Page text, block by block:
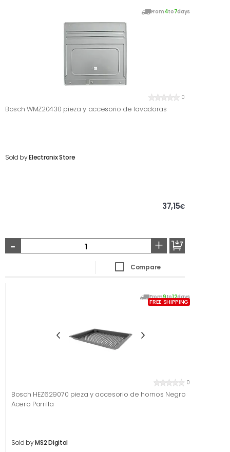
From4to7days
0
Bosch WMZ20430 pieza y accesorio de lavadoras
Sold byElectronix Store
37,15€
- +
Compare
From9to12days
FREE SHIPPING
0
Bosch HEZ629070 pieza y accesorio de hornos Negro
Acero Parrilla
Sold byMS2 Digital